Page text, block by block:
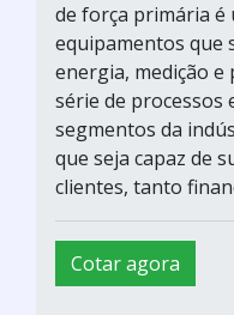
de força primária é
equipamentos que
energia, medição e
série de processos
segmentos da
que seja capaz de
clientes, tanto
Cotar agora